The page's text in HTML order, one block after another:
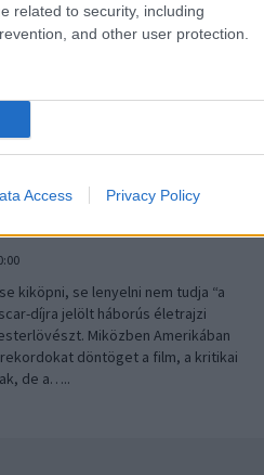
related to security, including
and other user protection.
Access Privacy Policy
felvonórendszert, amelyet az
fel és amely azóta már csak
kiköpni, se lenyelni nem tudja “a
díjra jelölt háborús életrajzi
Miközben Amerikában
döntöget a film, a kritikai
de a…..